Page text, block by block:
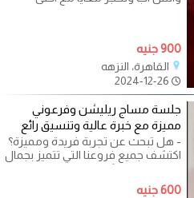
900 جنيه
القاهرة، النزهه
جلسة مساج ريليشن وفرعوني
مميزة مع خبرة عالية وتنسيق رائع
- هل تبحث عن تجربة فريدة ومميزة؟
اكتشف جميع فروعنا التي تتميز بجمال
الفتيات ورفاهيّة الخدمة، حيث
600 جنيه